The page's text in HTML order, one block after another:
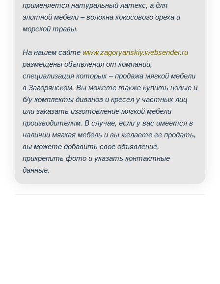
применяется натуральный латекс, а для
элитной мебели – волокна кокосового ореха и
морской травы.
На нашем сайте www.zagoryanskiy.websender.ru
размещены объявления от компаний,
специализация которых – продажа мягкой мебели
в Загорянском. Вы можете также купить новые и
б/у комплекты диванов и кресел у частных лиц
или заказать изготовление мягкой мебели
производителям. В случае, если у вас имеется в
наличии мягкая мебель и вы желаете ее продать,
вы можете добавить свое объявление,
прикрепить фото и указать контактные
данные.